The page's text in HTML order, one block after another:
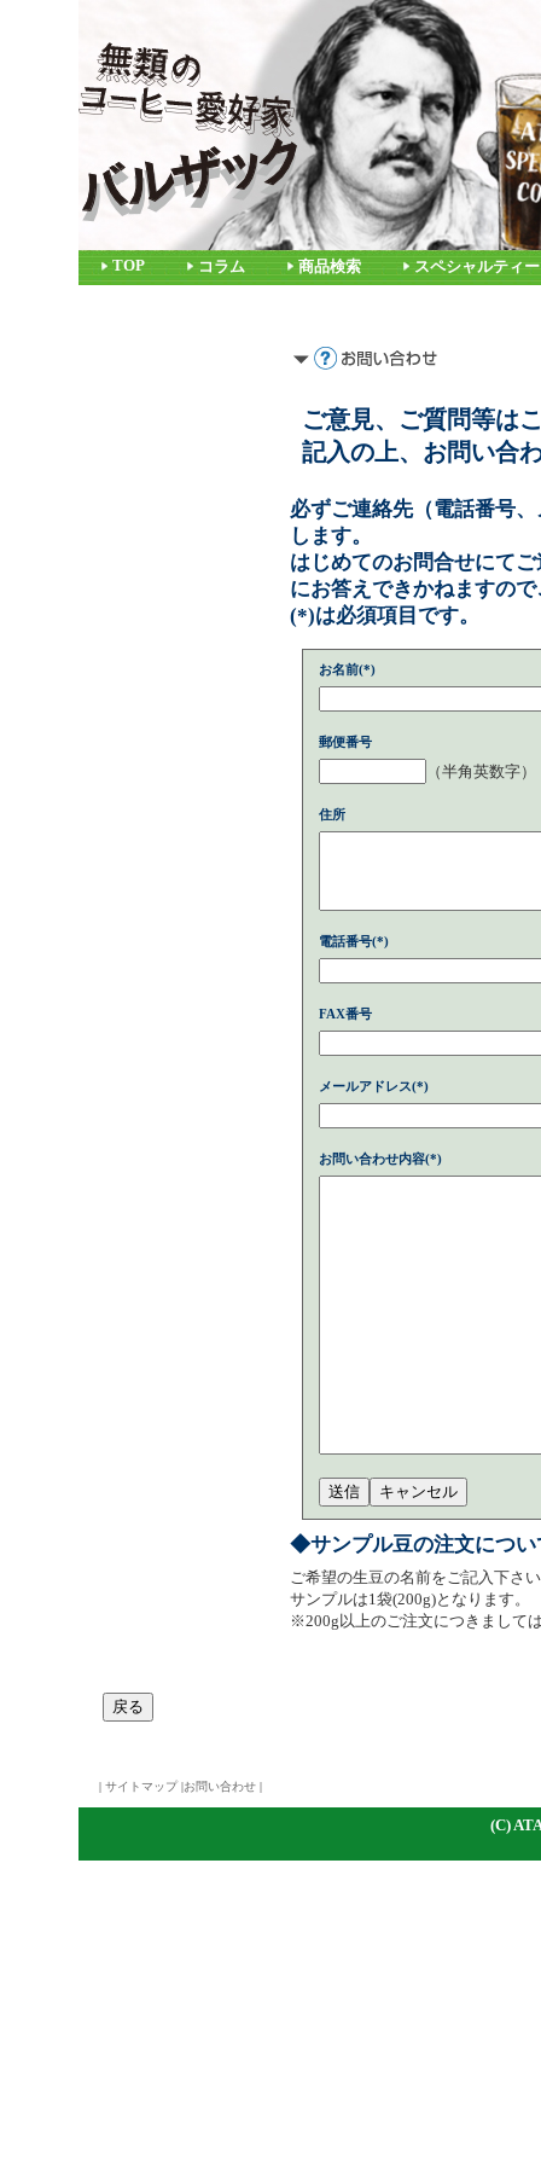
TOP コラム 商品検索 スペシャルティ
ご意見、ご質問等は
記入の上、お問い合
必ずご連絡先（電話番号
します。
はじめてのお問合せにて
にお答えできかねますの
(*)は必須項目です。
お名前(*)
郵便番号
（半角英数字）
住所
電話番号(*)
FAX番号
メールアドレス(*)
お問い合わせ内容(*)
◆サンプル豆の注文につい
ご希望の生豆の名前をご記入下さ
サンプルは1袋(200g)となります。
※200g以上のご注文につきまして
| サイトマップ|お問い合わせ |
(C) A